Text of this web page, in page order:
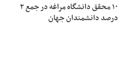
۱۰ محقق دانشگاه مراغه در جمع ۲
درصد دانشمندان جهان